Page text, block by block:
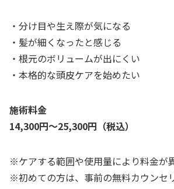
・分け目や生え際が気になる
・髪が細くなったと感じる
・根元のボリュームが出にくい
・本格的な頭皮ケアを始めたい
施術料金
14,300円～25,300円（税込）
※ケアする範囲や使用量により料金が
※初めての方は、事前の無料カウンセ